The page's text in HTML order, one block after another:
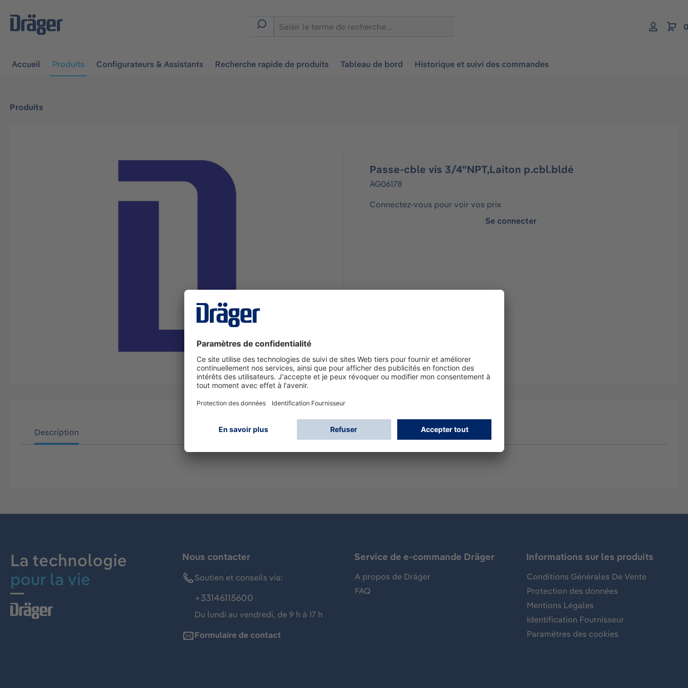
à la navigation principale
Accueil Produits Configurateurs & Assistants Recherche rapide de produits Tableau de bord Historique et suivi des commandes
Produits
Passe-cble vis 3/4"NPT,Laiton p.cbl.bldé
AG06178
Connectez-vous pour voir vos prix
Se connecter
Description
La technologie
pour la vie
Nous contacter
Soutien et conseils via:
+33146115600
Du lundi au vendredi, de 9 h à 17 h
Formulaire de contact
Service de e-commande Dräger
A propos de Dräger
FAQ
Informations sur les produits
Conditions Générales De Vente
Protection des données
Mentions Légales
Identification Fournisseur
Paramètres des cookies